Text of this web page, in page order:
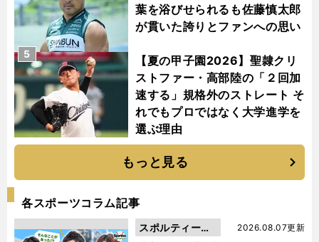
葉を浴びせられるも佐藤慎太郎
が貫いた誇りとファンへの思い
【夏の甲子園2026】聖隷クリ
ストファー・高部陸の「２回加
速する」規格外のストレート そ
れでもプロではなく大学進学を
選ぶ理由
5
もっと見る
各スポーツコラム記事
2026.08.07更新
スポルティーバ